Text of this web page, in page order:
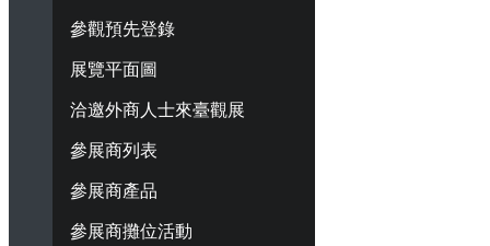
參觀預先登錄
展覽平面圖
洽邀外商人士來臺觀展
參展商列表
參展商產品
參展商攤位活動